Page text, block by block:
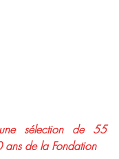
sélection de 55
ans de la Fondation